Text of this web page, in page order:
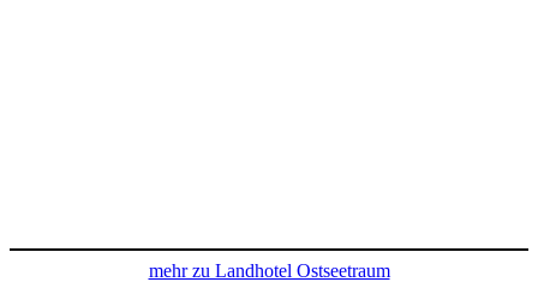
mehr zu Landhotel Ostseetraum